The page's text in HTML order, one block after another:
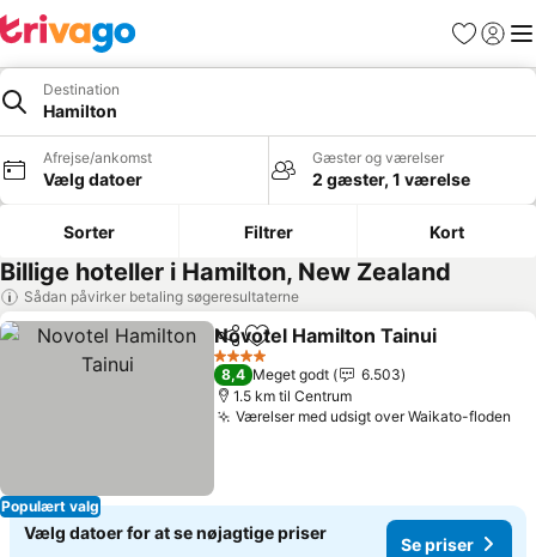
Favoritter
Log ind
Destination
Hamilton
Afrejse/ankomst
Vælg datoer
Gæster og værelser
2 gæster, 1 værelse
Sorter Filtrer Kort
Billige hoteller i Hamilton, New Zealand
Sådan påvirker betaling søgeresultaterne
Populært valg
Del Føj til favoritter
Novotel Hamilton Tainui
4 Stjerner
8,4 Meget godt
6.503
1.5 km til Centrum
Værelser med udsigt over Waikato-floden
Vælg datoer for at se nøjagtige priser
Se priser